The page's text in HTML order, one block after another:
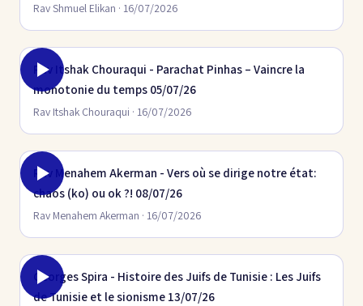
Rav Shmuel Elikan · 16/07/2026
Rav Itshak Chouraqui - Parachat Pinhas – Vaincre la
monotonie du temps 05/07/26
Rav Itshak Chouraqui · 16/07/2026
Rav Menahem Akerman - Vers où se dirige notre état:
chaos (ko) ou ok ?! 08/07/26
Rav Menahem Akerman · 16/07/2026
Georges Spira - Histoire des Juifs de Tunisie : Les Juifs
de Tunisie et le sionisme 13/07/26